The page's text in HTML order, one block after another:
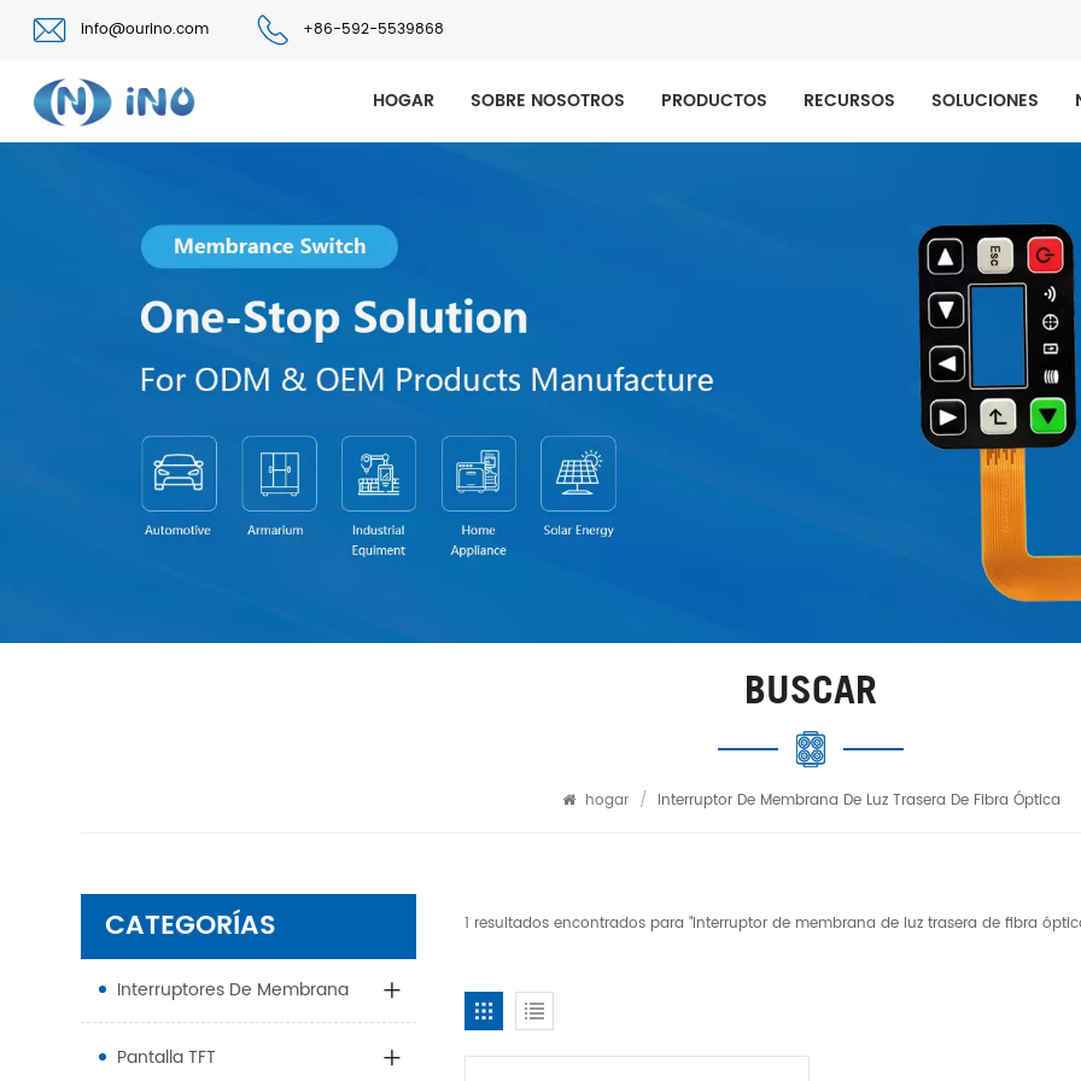
info@ourino.com +86-592-5539868
HOGAR SOBRE NOSOTROS PRODUCTOS RECURSOS SOLUCIONES
BUSCAR
hogar / Interruptor De Membrana De Luz Trasera De Fibra Óptica
1 resultados encontrados para "Interruptor de membrana de luz trasera de fibra
CATEGORÍAS
Interruptores De Membrana
Pantalla TFT